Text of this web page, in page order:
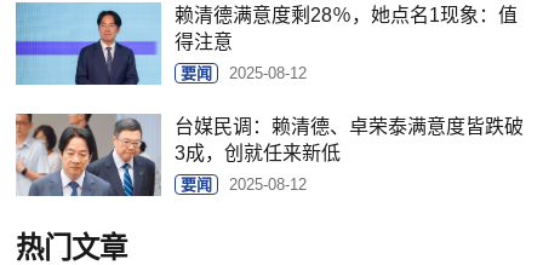
赖清德满意度剩28％，她点名1现象：值
得注意
要闻 2025-08-12
台媒民调：赖清德、卓荣泰满意度皆跌破
3成，创就任来新低
要闻 2025-08-12
热门文章